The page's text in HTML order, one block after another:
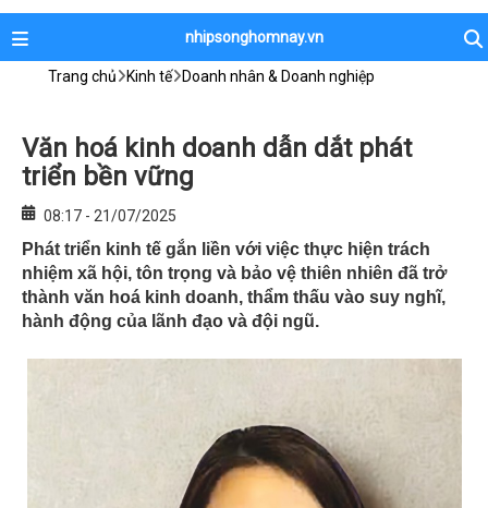
nhipsonghomnay.vn
Trang chủ Kinh tế Doanh nhân & Doanh nghiệp
Văn hoá kinh doanh dẫn dắt phát
triển bền vững
08:17 - 21/07/2025
Phát triển kinh tế gắn liền với việc thực hiện trách
nhiệm xã hội, tôn trọng và bảo vệ thiên nhiên đã trở
thành văn hoá kinh doanh, thẩm thấu vào suy nghĩ,
hành động của lãnh đạo và đội ngũ.